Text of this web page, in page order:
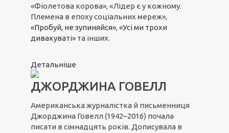
«Фіолетова корова», «Лідер є у кожному.
Племена в епоху соціальних мереж»,
«Пробуй, не зупиняйся», «Усі ми трохи
дивакуваті» та інших.
Детальніше
ДЖОРДЖИНА ГОВЕЛЛ
Американська журналістка й письменниця
Джорджина Говелл (1942–2016) почала
писати в сімнадцять років. Дописувала в